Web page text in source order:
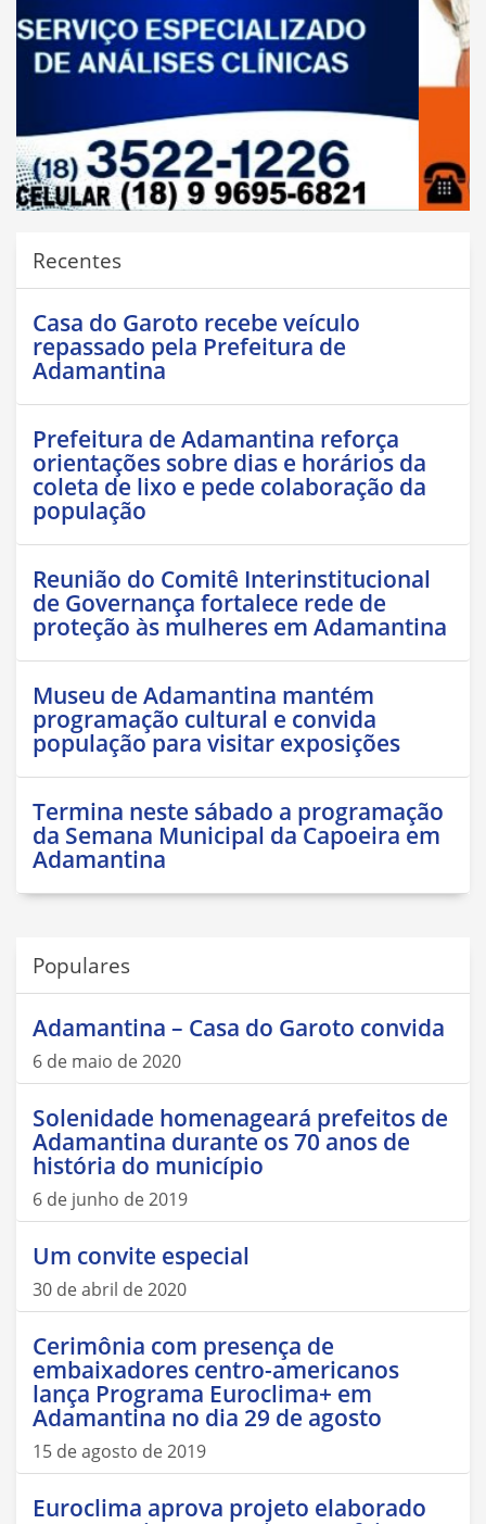
Recentes
Casa do Garoto recebe veículo
repassado pela Prefeitura de
Adamantina
Prefeitura de Adamantina reforça
orientações sobre dias e horários da
coleta de lixo e pede colaboração da
população
Reunião do Comitê Interinstitucional
de Governança fortalece rede de
proteção às mulheres em Adamantina
Museu de Adamantina mantém
programação cultural e convida
população para visitar exposições
Termina neste sábado a programação
da Semana Municipal da Capoeira em
Adamantina
Populares
Adamantina – Casa do Garoto convida
6 de maio de 2020
Solenidade homenageará prefeitos de
Adamantina durante os 70 anos de
história do município
6 de junho de 2019
Um convite especial
30 de abril de 2020
Cerimônia com presença de
embaixadores centro-americanos
lança Programa Euroclima+ em
Adamantina no dia 29 de agosto
15 de agosto de 2019
Euroclima aprova projeto elaborado